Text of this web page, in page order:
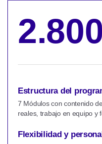
2.800
Estructura del
7 Módulos con contenido
reales, trabajo en equipo y
Flexibilidad y